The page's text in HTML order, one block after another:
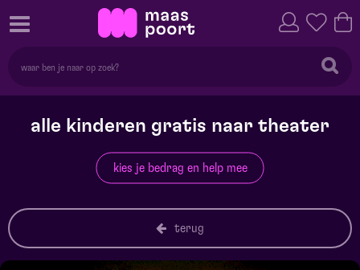
alle kinderen gratis naar theater
kies je bedrag en help mee
terug